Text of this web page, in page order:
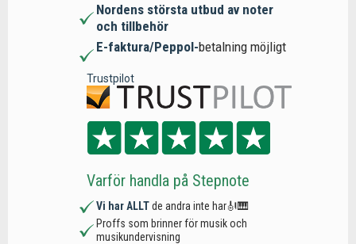
Nordens största utbud av noter
och tillbehör
E-faktura/Peppol-betalning möjligt
Trustpilot
Varför handla på Stepnote
Vi har ALLTde andra inte har🎻🎹
Proffs som brinner för musik och
musikundervisning